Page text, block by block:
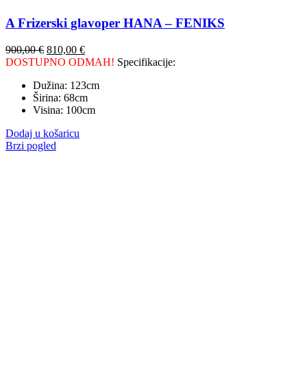
A Frizerski glavoper HANA – FENIKS
900,00€ 810,00 €
DOSTUPNO ODMAH! Specifikacije:
Dužina: 123cm
Širina: 68cm
Visina: 100cm
Dodaj u košaricu
Brzi pogled